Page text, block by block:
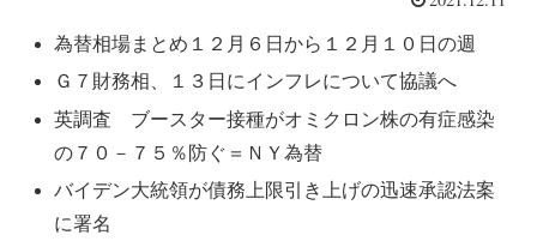
為替相場まとめ１２月６日から１２月１０日の週
Ｇ７財務相、１３日にインフレについて協議へ
英調査 ブースター接種がオミクロン株の有症感染
の７０－７５％防ぐ＝ＮＹ為替
バイデン大統領が債務上限引き上げの迅速承認法案
に署名